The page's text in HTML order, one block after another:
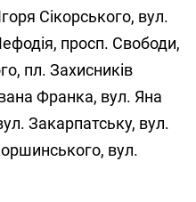
Сікорського, вул.
просп. Свободи,
пл. Захисників
Франка, вул. Яна
Закарпатську, вул.
вул.